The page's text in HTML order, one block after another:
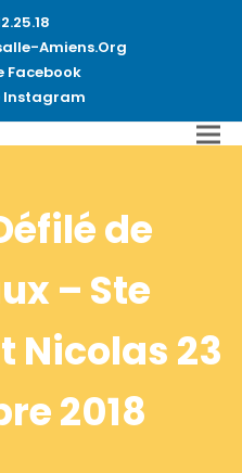
Amiens.org
Facebook
Instagram
de
– Ste
Nicolas 23
2018